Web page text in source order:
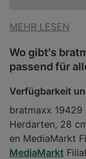
MEHR LESEN
Wo gibt's
passend für
Verfügbarkeit
bratmaxx 19429
Herdarten, 28
en MediaMarkt
MediaMarkt